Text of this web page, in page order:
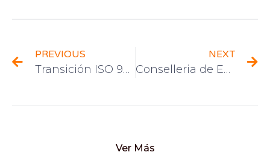
PREVIOUS
Transición ISO 9001
NEXT
Conselleria de Economía Sostenible, Sectores Productivos, Comercio y Trabajo
Ver Más